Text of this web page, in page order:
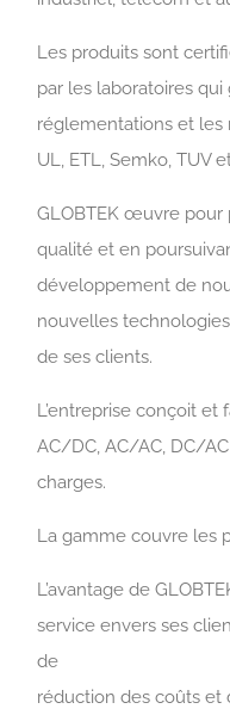
Les produits sont
par les laboratoires
réglementations et
UL, ETL, Semko, TUV
GLOBTEK œuvre pour
qualité et en
développement de
nouvelles
de ses clients.
L’entreprise conçoit
AC/DC, AC/AC, DC/
charges.
La gamme couvre les
L’avantage de
service envers ses
de
réduction des coûts et